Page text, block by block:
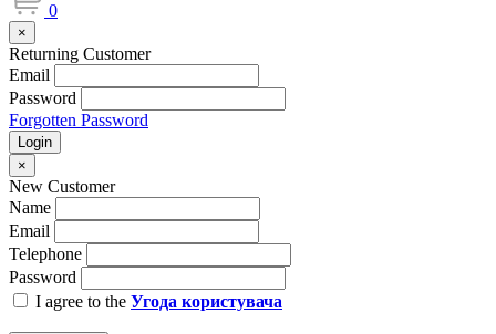
0
×
Returning Customer
Email
Password
Forgotten Password
Login
×
New Customer
Name
Email
Telephone
Password
I agree to the Угода користувача